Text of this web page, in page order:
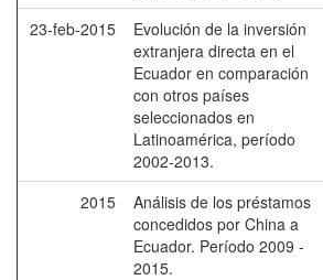
23-feb-2015
Evolución de la inversión
extranjera directa en el
Ecuador en comparación
con otros países
seleccionados en
Latinoamérica, período
2002-2013.
2015
Análisis de los préstamos
concedidos por China a
Ecuador. Período 2009 -
2015.